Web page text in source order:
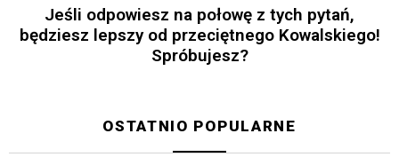
Jeśli odpowiesz na połowę z tych pytań,
będziesz lepszy od przeciętnego Kowalskiego!
Spróbujesz?
OSTATNIO POPULARNE